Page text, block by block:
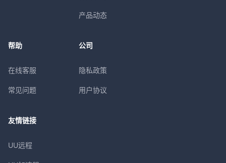
产品动态
帮助
在线客服
常见问题
公司
隐私政策
用户协议
友情链接
UU远程